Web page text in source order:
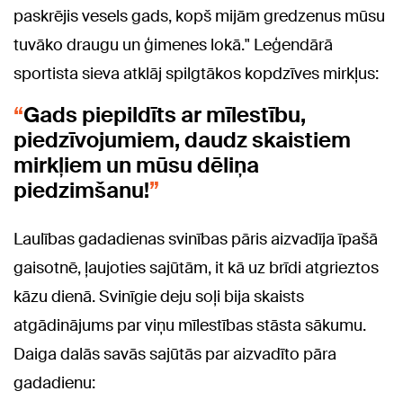
paskrējis vesels gads, kopš mijām gredzenus mūsu
tuvāko draugu un ģimenes lokā." Leģendārā
sportista sieva atklāj spilgtākos kopdzīves mirkļus:
Gads piepildīts ar mīlestību,
piedzīvojumiem, daudz skaistiem
mirkļiem un mūsu dēliņa
piedzimšanu!
Laulības gadadienas svinības pāris aizvadīja īpašā
gaisotnē, ļaujoties sajūtām, it kā uz brīdi atgrieztos
kāzu dienā. Svinīgie deju soļi bija skaists
atgādinājums par viņu mīlestības stāsta sākumu.
Daiga dalās savās sajūtās par aizvadīto pāra
gadadienu: